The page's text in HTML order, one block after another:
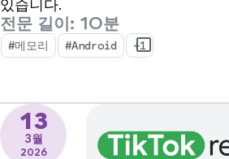
있습니다.
전문 길이: 10분
#메모리 #Android +1
13
3월
2026